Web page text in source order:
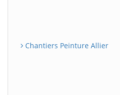
Chantiers Peinture Allier